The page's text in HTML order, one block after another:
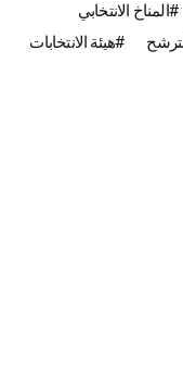
المناخ الانتخابي
هيئة الانتخابات